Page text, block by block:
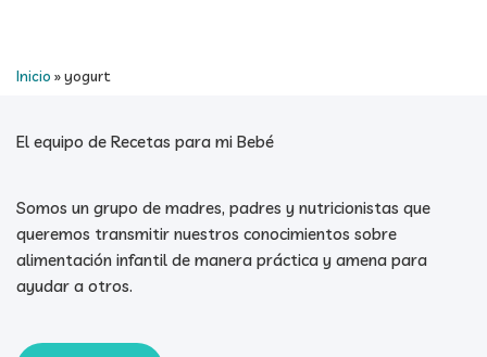
Inicio »yogurt
El equipo de Recetas para mi Bebé
Somos un grupo de madres, padres y nutricionistas que
queremos transmitir nuestros conocimientos sobre
alimentación infantil de manera práctica y amena para
ayudar a otros.